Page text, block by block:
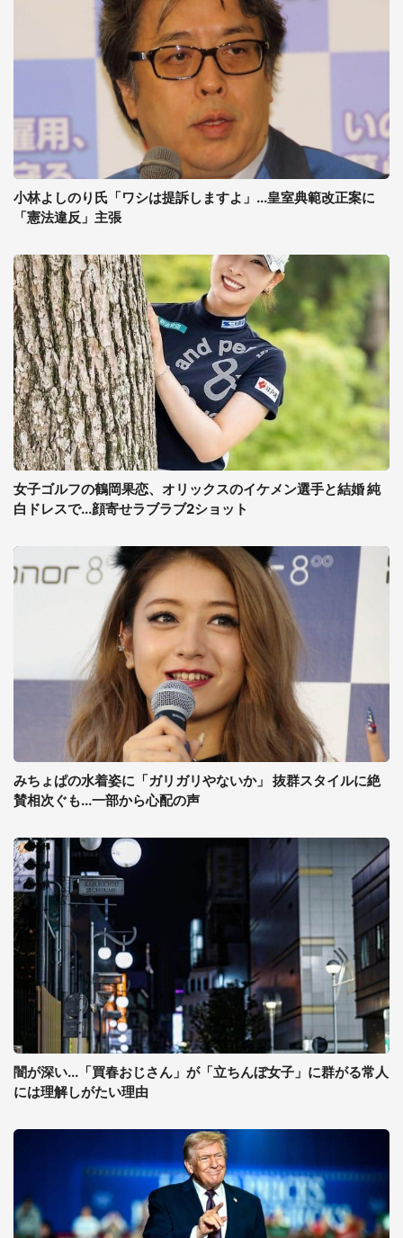
小林よしのり氏「ワシは提訴しますよ」...皇室典範改正案に
「憲法違反」主張
女子ゴルフの鶴岡果恋、オリックスのイケメン選手と結婚 純
白ドレスで...顔寄せラブラブ2ショット
みちょぱの水着姿に「ガリガリやないか」 抜群スタイルに絶
賛相次ぐも...一部から心配の声
闇が深い...「買春おじさん」が「立ちんぼ女子」に群がる常人
には理解しがたい理由